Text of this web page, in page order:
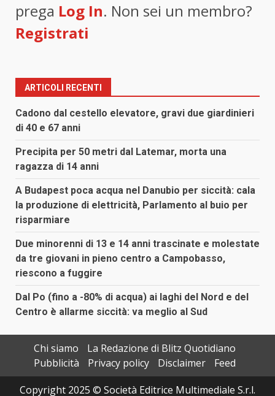
prega Log In. Non sei un membro?
Registrati
ARTICOLI RECENTI
Cadono dal cestello elevatore, gravi due giardinieri
di 40 e 67 anni
Precipita per 50 metri dal Latemar, morta una
ragazza di 14 anni
A Budapest poca acqua nel Danubio per siccità: cala
la produzione di elettricità, Parlamento al buio per
risparmiare
Due minorenni di 13 e 14 anni trascinate e molestate
da tre giovani in pieno centro a Campobasso,
riescono a fuggire
Dal Po (fino a -80% di acqua) ai laghi del Nord e del
Centro è allarme siccità: va meglio al Sud
Chi siamo
La Redazione di Blitz Quotidiano
Pubblicità
Privacy policy Disclaimer
Feed
Copyright 2025 © Società Editrice Multimediale S.r.l.